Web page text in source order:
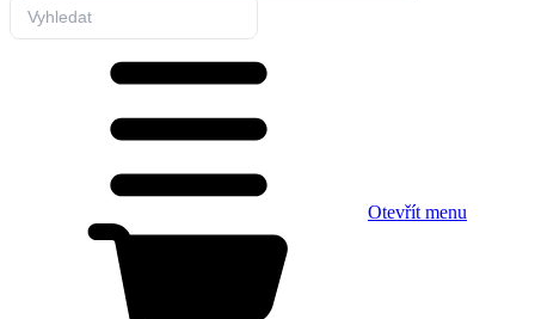
Otevřít menu